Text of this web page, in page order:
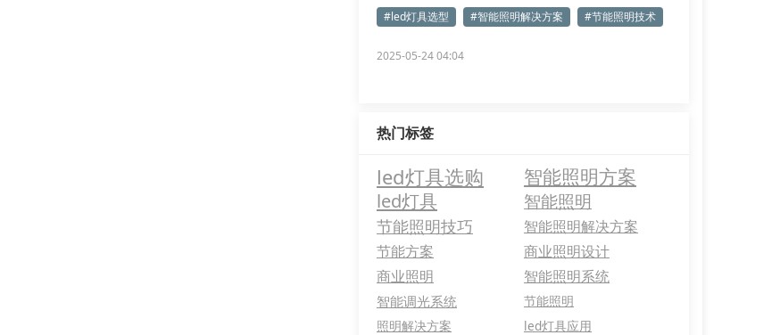
#led灯具选型 #智能照明解决方案 #节能照明技术
2025-05-24 04:04
热门标签
led灯具选购 智能照明方案
led灯具 智能照明
节能照明技巧 智能照明解决方案
节能方案
商业照明设计
商业照明
智能照明系统
智能调光系统
节能照明
照明解决方案
led灯具应用